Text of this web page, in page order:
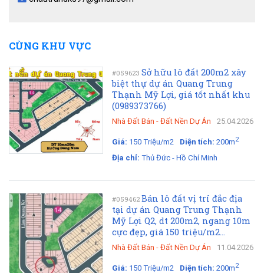
CÙNG KHU VỰC
#059623 Sở hữu lô đất 200m2 xây
biệt thự dự án Quang Trung
Thạnh Mỹ Lợi, giá tốt nhất khu
(0989373766)
Nhà Đất Bán - Đất Nền Dự Án 25.04.2026
Giá: 150 Triệu/m2 Diện tích: 200m2
Địa chỉ: Thủ Đức - Hồ Chí Minh
#059462 Bán lô đất vị trí đắc địa
tại dự án Quang Trung Thạnh
Mỹ Lợi Q2, dt 200m2, ngang 10m
cực đẹp, giá 150 triệu/m2...
Nhà Đất Bán - Đất Nền Dự Án 11.04.2026
Giá: 150 Triệu/m2 Diện tích: 200m2